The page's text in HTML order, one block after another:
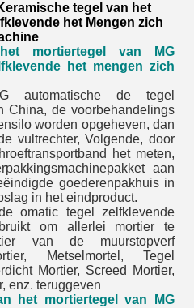
tegel van het
het Mengen zich
mortiertegel van MG
het mengen zich
automatische de tegel
China, de voorbehandelings
worden opgeheven, dan
vultrechter, Volgende, door
het meten,
aan
goederenpakhuis in
in het eindproduct.
omatic tegel zelfklevende
om allerlei mortier te
van de muurstopverf
Metselmortel, Tegel
Mortier, Screed Mortier,
enz. teruggeven
het mortiertegel van MG